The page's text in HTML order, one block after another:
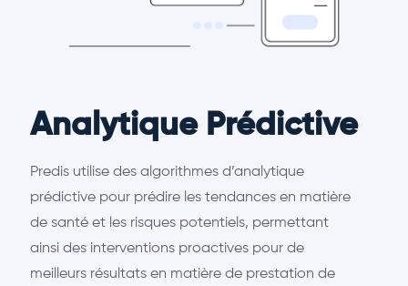
Analytique Prédictive
Predis utilise des algorithmes d’analytique
prédictive pour prédire les tendances en matière
de santé et les risques potentiels, permettant
ainsi des interventions proactives pour de
meilleurs résultats en matière de prestation de